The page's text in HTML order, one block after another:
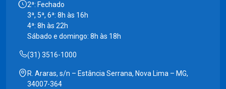
2ª: Fechado
3ª, 5ª, 6ª: 8h às 16h
4ª: 8h às 22h
Sábado e domingo: 8h às 18h
(31) 3516-1000
R. Araras, s/n – Estância Serrana, Nova Lima – MG,
34007-364